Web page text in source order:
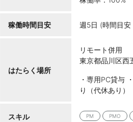
稼働時間目安 週5日 (時間目安
はたらく場所
リモート併用
東京都品川区西
・専用PC貸与
り（代休あり）
スキル PM PMO